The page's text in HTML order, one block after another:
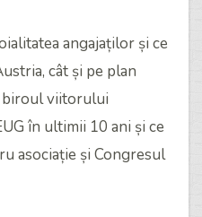
angajaților și ce
cât și pe plan
viitorului
în ultimii 10 ani și ce
asociație și Congresul